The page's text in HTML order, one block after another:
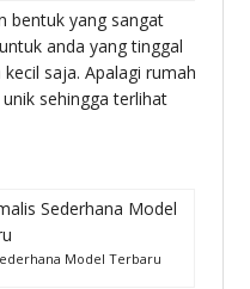
bentuk yang sangat
anda yang tinggal
saja. Apalagi rumah
sehingga terlihat
Model Terbaru